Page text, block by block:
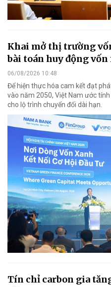
Khai mở thị trường
bài toán huy động vốn
06/08/2026 10:48
Để hiện thực hóa cam kết đạt
vào năm 2050, Việt Nam ước
cho lộ trình chuyển đổi dài hạn.
Tín chỉ carbon gia